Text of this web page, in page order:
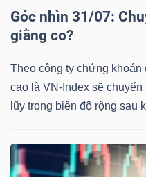
Góc nhìn 31/07:
giằng co?
Theo công ty chứng khoán
cao là VN-Index sẽ
lũy trong biên độ rộng sau
TÀI
CHÍNH
CÔNG